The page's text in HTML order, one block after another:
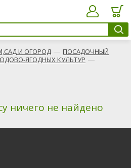
И ОГОРОД — ПОСАДОЧНЫЙ
ЯГОДНЫХ КУЛЬТУР —
ничего не найдено